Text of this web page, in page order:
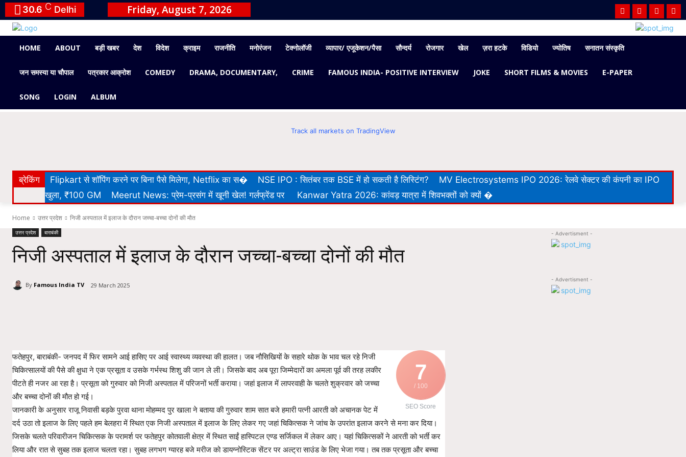
30.6 C Delhi Friday, August 7, 2026
HOME ABOUT बड़ी खबर देश विदेश क्राइम राजनीति मनोरंजन टेक्नोलॉजी व्यापार/ एजूकेशन/पैसा सौन्दर्य रोजगार खेल ज़रा हटके विडियो ज्योतिष सनातन संस्कृति
जन समस्या या चौपाल पत्रकार आक्रोश COMEDY DRAMA, DOCUMENTARY, CRIME FAMOUS INDIA- POSITIVE INTERVIEW JOKE SHORT FILMS & MOVIES E-PAPER
SONG LOGIN ALBUM
Track all markets on TradingView
ब्रेकिंग Flipkart से शॉपिंग करने पर बिना पैसे मिलेगा, Netflix का स� NSE IPO : सितंबर तक BSE में हो सकती है लिस्टिंग?
MV Electrosystems IPO 2026: रेलवे सेक्टर की कंपनी का IPO
खुला, ₹100 GM
Meerut News: प्रेम-प्रसंग में खूनी खेल! गर्लफ्रेंड पर Kanwar Yatra 2026: कांवड़ यात्रा में शिवभक्तों को क्यों �
Home उत्तर प्रदेश निजी अस्पताल में इलाज के दौरान जच्चा-बच्चा दोनों की मौत
उत्तर प्रदेश बाराबंकी
निजी अस्पताल में इलाज के दौरान जच्चा-बच्चा दोनों की मौत
By Famous India TV 29 March 2025
7
/ 100
SEO Score
फतेहपुर, बाराबंकी- जनपद में फिर सामने आई हासिए पर आई स्वास्थ्य व्यवस्था की हालत। जब नौसिखियों के सहारे थोक के भाव चल रहे निजी
चिकित्सालयों की पैसे की क्षुधा ने एक प्रसूता व उसके गर्भस्थ शिशु की जान ले ली। जिसके बाद अब पूरा जिम्मेदारों का अमला पूर्व की तरह लकीर
पीटते ही नजर आ रहा है। प्रसूता को गुरुवार को निजी अस्पताल में परिजनों भर्ती कराया। जहां इलाज में लापरवाही के चलते शुक्रवार को जच्चा
और बच्चा दोनों की मौत हो गई।
जानकारी के अनुसार राजू निवासी बड़के पुरवा थाना मोहम्मद पुर खाला ने बताया की गुरुवार शाम सात बजे हमारी पत्नी आरती को अचानक पेट में
दर्द उठा तो इलाज के लिए पहले हम बेलहरा में स्थित एक निजी अस्पताल में इलाज के लिए लेकर गए जहां चिकित्सक ने जांच के उपरांत इलाज करने से मना कर दिया।
जिसके चलते परिवारीजन चिकित्सक के परामर्श पर फतेहपुर कोतवाली क्षेत्र में स्थित साईं हास्पिटल एण्ड सर्जिकल में लेकर आए। यहां चिकित्सकों ने आरती को भर्ती कर
लिया और रात से सुबह तक इलाज चलता रहा। सुबह लगभग ग्यारह बजे मरीज को डायग्नोस्टिक सेंटर पर अल्ट्रा साउंड के लिए भेजा गया। तब तक प्रसूता और बच्चा
- Advertisment -
- Advertisment -